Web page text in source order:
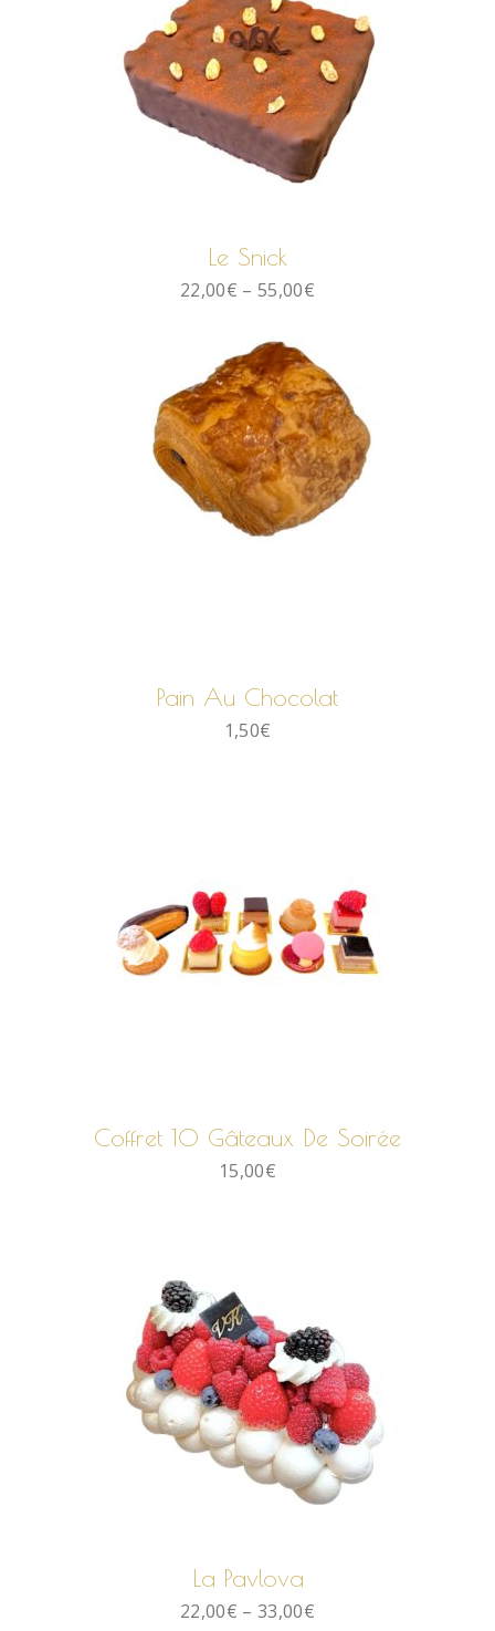
Le Snick
22,00€ – 55,00€
Pain Au Chocolat
1,50€
Coffret 10 Gâteaux De Soirée
15,00€
La Pavlova
22,00€ – 33,00€